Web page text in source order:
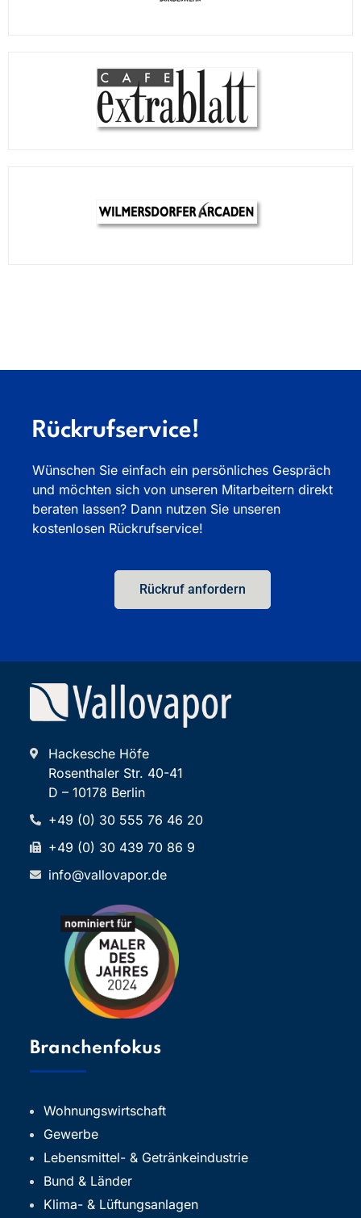
Rückrufservice!
Wünschen Sie einfach ein persönliches Gespräch
und möchten sich von unseren Mitarbeitern direkt
beraten lassen? Dann nutzen Sie unseren
kostenlosen Rückrufservice!
Rückruf anfordern
Hackesche Höfe
Rosenthaler Str. 40-41
D – 10178 Berlin
+49 (0) 30 555 76 46 20
+49 (0) 30 439 70 86 9
info@vallovapor.de
Branchenfokus
Wohnungswirtschaft
Gewerbe
Lebensmittel- & Getränkeindustrie
Bund & Länder
Klima- & Lüftungsanlagen